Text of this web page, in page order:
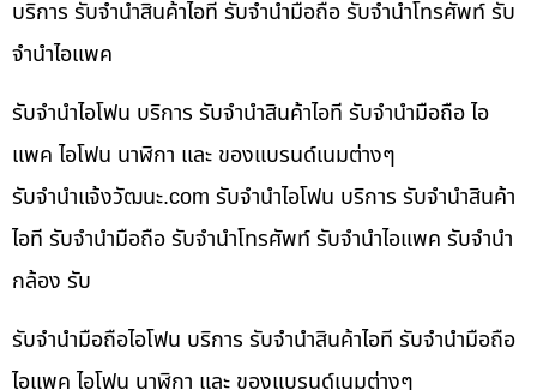
บริการ รับจำนำสินค้าไอที รับจำนำมือถือ รับจำนำโทรศัพท์ รับ
จำนำไอแพค
รับจำนำไอโฟน บริการ รับจำนำสินค้าไอที รับจำนำมือถือ ไอ
แพค ไอโฟน นาฬิกา และ ของแบรนด์เนมต่างๆ
รับจํานําแจ้งวัฒนะ.com รับจำนำไอโฟน บริการ รับจำนำสินค้า
ไอที รับจำนำมือถือ รับจำนำโทรศัพท์ รับจำนำไอแพค รับจำนำ
กล้อง รับ
รับจำนำมือถือไอโฟน บริการ รับจำนำสินค้าไอที รับจำนำมือถือ
ไอแพค ไอโฟน นาฬิกา และ ของแบรนด์เนมต่างๆ